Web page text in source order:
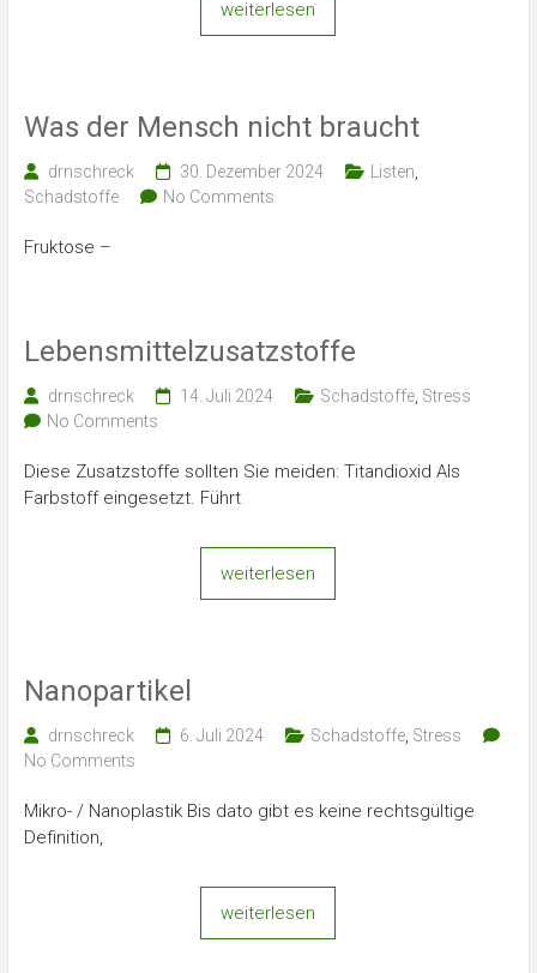
weiterlesen
Was der Mensch nicht braucht
drnschreck 30. Dezember 2024 Listen
Schadstoffe
No Comments
Fruktose –
Lebensmittelzusatzstoffe
drnschreck 14. Juli 2024 Schadstoffe, Stress
No Comments
Diese Zusatzstoffe sollten Sie meiden: Titandioxid Als
Farbstoff eingesetzt. Führt
weiterlesen
Nanopartikel
drnschreck 6. Juli 2024 Schadstoffe, Stress
No Comments
Mikro- / Nanoplastik Bis dato gibt es keine rechtsgültige
Definition,
weiterlesen